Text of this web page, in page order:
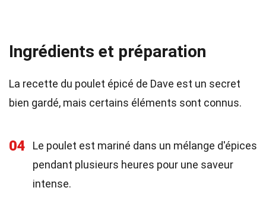
Ingrédients et préparation
La recette du poulet épicé de Dave est un secret
bien gardé, mais certains éléments sont connus.
04
Le poulet est mariné dans un mélange d'épices
pendant plusieurs heures pour une saveur
intense.